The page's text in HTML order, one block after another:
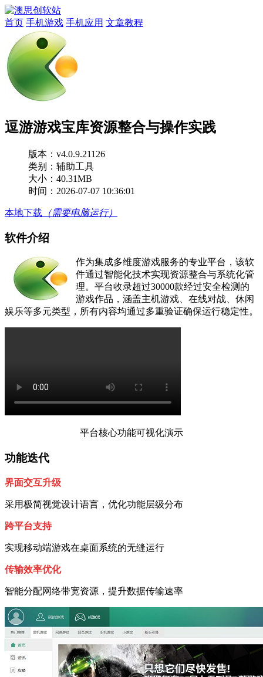
首页 手机游戏 手机应用 文章教程
逗游游戏宝库资源整合与操作实践
版本： v4.0.9.21126
类别：辅助工具
大小：40.31MB
时间：2026-07-07 10:36:01
本地下载 （需要电脑运行）
软件介绍
作为集成多维度游戏服务的专业平台，该软
件通过智能化技术实现资源整合与系统化管
理。平台收录超过30000款经过安全检测的
游戏作品，涵盖主机游戏、在线对战、休闲
娱乐等多元类型，所有内容均通过多重验证确保运行稳定性。
平台核心功能可视化演示
功能迭代
界面交互升级
采用极简视觉设计语言，优化功能层级分布
跨平台支持
实现移动端游戏在桌面系统的无缝运行
传输效率优化
智能分配网络带宽资源，提升数据传输速率